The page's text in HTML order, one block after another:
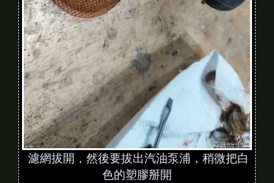
濾網拔開，然後要拔出汽油泵浦，稍微把白
色的塑膠掰開